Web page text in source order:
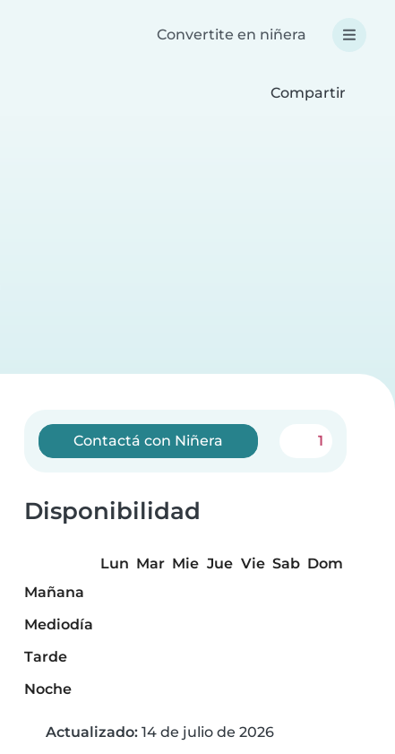
Convertite en niñera
Compartir
Contactá con Niñera 1
Disponibilidad
Lun Mar Mie Jue Vie Sab Dom
Mañana
Mediodía
Tarde
Noche
Actualizado: 14 de julio de 2026